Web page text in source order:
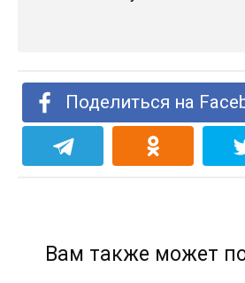
Поделиться на
Вам также может